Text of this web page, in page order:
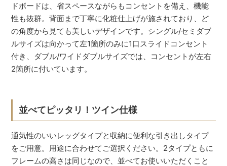
ドボードは、省スペースながらもコンセントを備え、機能
性も抜群。背面まで丁寧に化粧仕上げが施されており、ど
の角度から見ても美しいデザインです。シングル/セミダブ
ルサイズは向かって左1箇所のみに1口スライドコンセント
付き、ダブル/ワイドダブルサイズでは、コンセントが左右
2箇所に付いています。
並べてピッタリ！ツイン仕様
通気性のいいレッグタイプと収納に便利な引き出しタイプ
をご用意。用途に合わせてご選択ください。2タイプともに
フレームの高さは同じなので、並べてお使いいただくこと